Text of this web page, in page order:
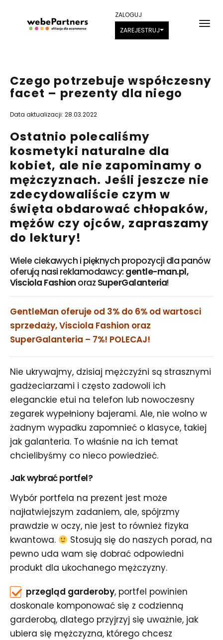
ZALOGUJ
ZAREJESTRUJ
Czego potrzebuje współczesny
facet – prezenty dla niego
Data aktualizacji: 28.03.2022
Ostatnio polecaliśmy
kosmetyki naturalne dla
kobiet, ale nie zapominamy o
mężczyznach. Jeśli jeszcze nie
zdecydowaliście czym w
święta obdarować chłopaków,
mężów czy ojców, zapraszamy
do lektury!
Wiele ciekawych i pięknych propozycji dla panów
oferują nasi reklamodawcy: gentle-man.pl,
Visciola Fashion oraz SuperGalanteria!
GentleMan oferuje od 3% do 6% od wartosci
sprzedaży, Visciola Fashion oraz
SuperGalanteria – 7%! POLECAJ!
Nie ukrywajmy, dzisiaj mężczyźni są strasznymi
gadżeciarzami i często zadowoli ich
eleganckie etui na telefon lub nowoczesny
zegarek wypełniony bajerami. Ale, nie wolno w
żadnym wypadku zapomnieć o klasyce, takiej
jak galanteria. To właśnie na ich temat
chcielibyśmy co nieco powiedzieć.
Jak wybrać portfel?
Wybór portfela na prezent jest może
najłatwiejszym zadaniem, ale, spójrzmy
prawdzie w oczy, nie jest to również fizyka
kwantowa.
Stosują się do naszych porad, na
pewno uda wam się dobrać odpowiedni
produkt dla ukochanego mężczyzny.
przegląd garderoby, portfel powinien
doskonale komponować się z codzienną
garderobą, dlatego przyjrzyj się uważnie, jak
ubiera się mężczyzna, którego chcesz